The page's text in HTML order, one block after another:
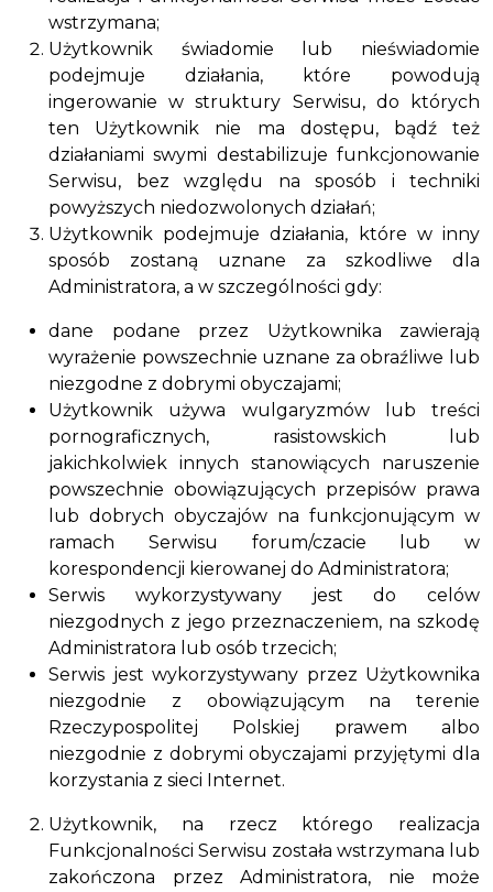
wstrzymana;
Użytkownik świadomie lub nieświadomie
podejmuje działania, które powodują
ingerowanie w struktury Serwisu, do których
ten Użytkownik nie ma dostępu, bądź też
działaniami swymi destabilizuje funkcjonowanie
Serwisu, bez względu na sposób i techniki
powyższych niedozwolonych działań;
Użytkownik podejmuje działania, które w inny
sposób zostaną uznane za szkodliwe dla
Administratora, a w szczególności gdy:
dane podane przez Użytkownika zawierają
wyrażenie powszechnie uznane za obraźliwe lub
niezgodne z dobrymi obyczajami;
Użytkownik używa wulgaryzmów lub treści
pornograficznych, rasistowskich lub
jakichkolwiek innych stanowiących naruszenie
powszechnie obowiązujących przepisów prawa
lub dobrych obyczajów na funkcjonującym w
ramach Serwisu forum/czacie lub w
korespondencji kierowanej do Administratora;
Serwis wykorzystywany jest do celów
niezgodnych z jego przeznaczeniem, na szkodę
Administratora lub osób trzecich;
Serwis jest wykorzystywany przez Użytkownika
niezgodnie z obowiązującym na terenie
Rzeczypospolitej Polskiej prawem albo
niezgodnie z dobrymi obyczajami przyjętymi dla
korzystania z sieci Internet.
Użytkownik, na rzecz którego realizacja
Funkcjonalności Serwisu została wstrzymana lub
zakończona przez Administratora, nie może